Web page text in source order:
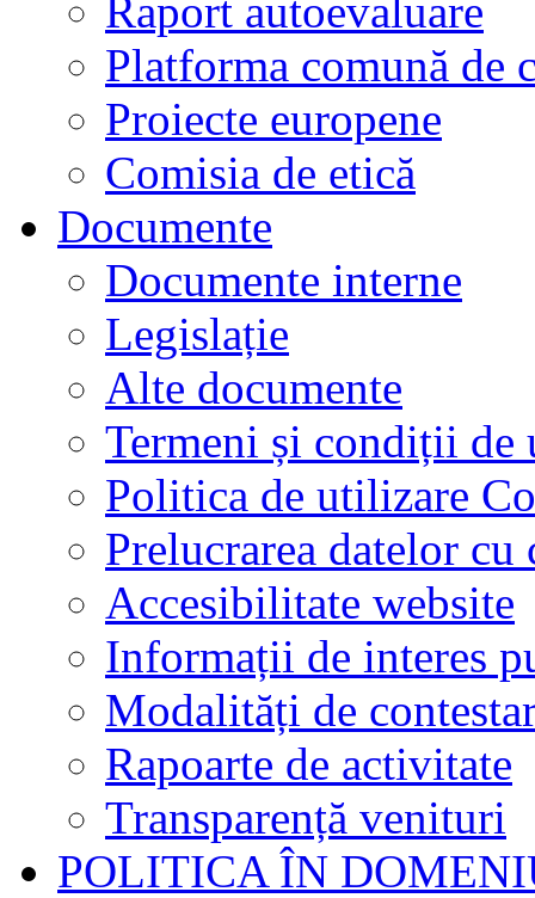
Raport autoevaluare
Platforma comună de
Proiecte europene
Comisia de etică
Documente
Documente interne
Legislație
Alte documente
Termeni și condiții de
Politica de utilizare
Prelucrarea datelor cu
Accesibilitate website
Informații de interes
Modalități de
Rapoarte de activitate
Transparență venituri
POLITICA ÎN